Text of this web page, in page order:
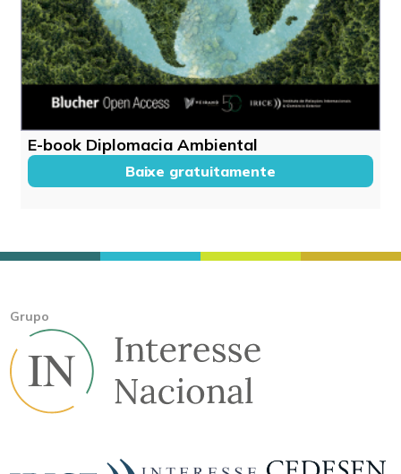
E-book Diplomacia Ambiental
Baixe gratuitamente
Grupo